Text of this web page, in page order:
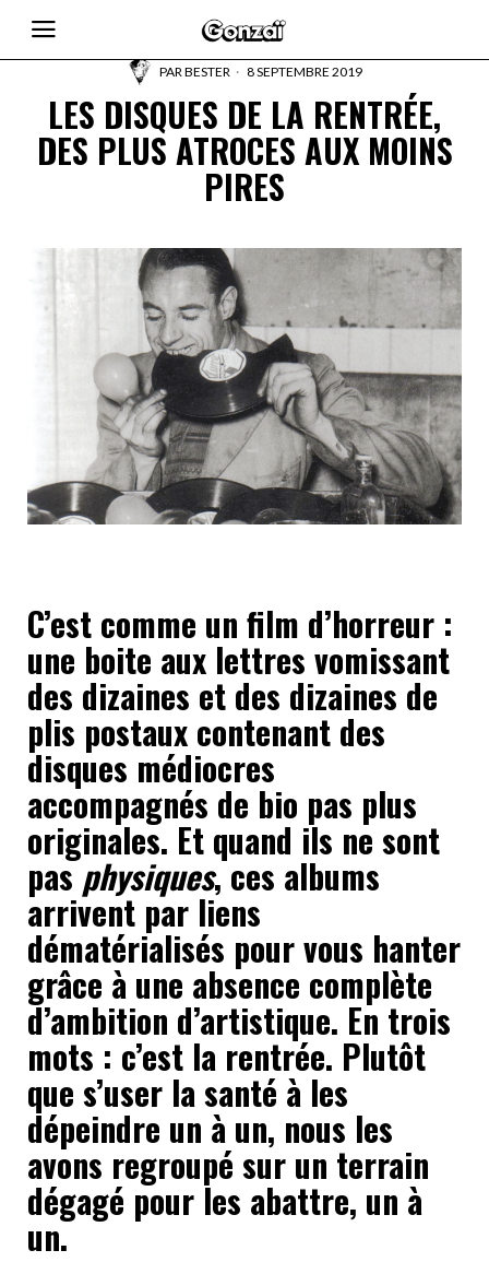
PARBESTER 8 SEPTEMBRE 2019
LES DISQUES DE LA RENTRÉE,
DES PLUS ATROCES AUX MOINS
PIRES
C’est comme un film d’horreur :
une boite aux lettres vomissant
des dizaines et des dizaines de
plis postaux contenant des
disques médiocres
accompagnés de bio pas plus
originales. Et quand ils ne sont
pasphysiques, ces albums
arrivent par liens
dématérialisés pour vous hanter
grâce à une absence complète
d’ambition d’artistique. En trois
mots : c’est la rentrée. Plutôt
que s’user la santé à les
dépeindre un à un, nous les
avons regroupé sur un terrain
dégagé pour les abattre, un à
un.